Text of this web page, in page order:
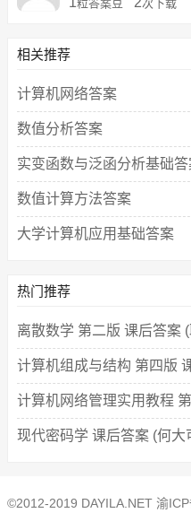
粒答案豆 次下载
相关推荐
计算机网络答案
数值分析答案
实变函数与泛函分析基础答
数值计算方法答案
大学计算机应用基础答案
热门推荐
离散数学 第二版 课后答案
计算机组成与结构 第四版
计算机网络管理实用教程
现代密码学 课后答案 (何大
©2012-2019 DAYILA.NET 渝